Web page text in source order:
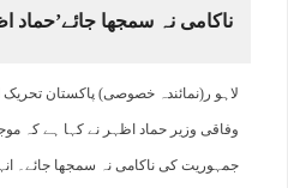
ناکامی نہ سمجھا جائے’حماد
لاہو ر(نمائندہ خصوصی) پاکستان
وفاقی وزیر حماد اظہر نے کہا ہے کہ
جمہوریت کی ناکامی نہ سمجھا جائے۔